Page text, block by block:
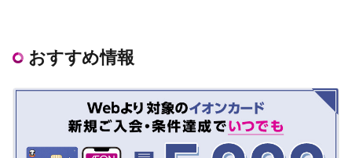
おすすめ情報